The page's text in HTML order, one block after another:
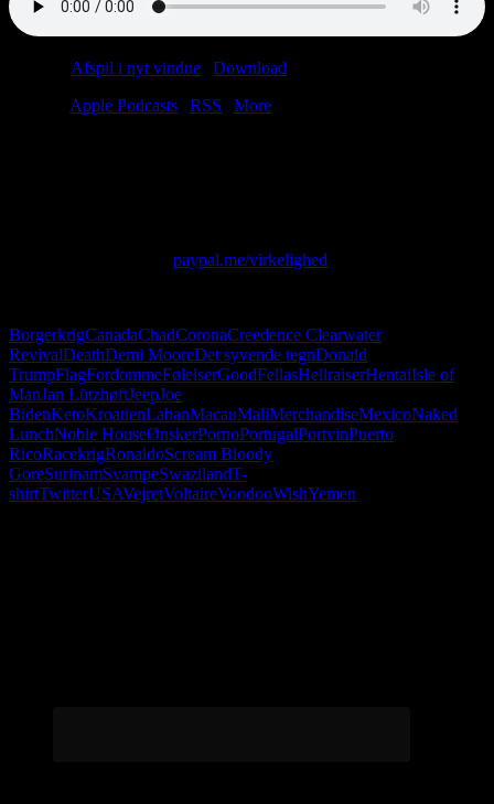
Afspil i nyt vindue Download
Apple Podcasts RSS
More
paypal.me/virkelighed
BorgerkrigCanadaChadCoronaCreedence Clearwater
RevivalDeathDemi MooreDet syvende tegnDonald
TrumpFlagFordommeFølelserGoodFellasHellraiserHentaiIsle of
ManJan LützhøftJeepJoe
BidenKetoKroatienLabanMacauMaliMerchandiseMexicoNaked
LunchNoble HouseØnskerPornoPortugalPortvinPuerto
RicoRacekrigRonaldoScream Bloody
GoreSurinamSvampeSwazilandT-
shirtTwitterUSAVejretVoltaireVoodooWishYemen